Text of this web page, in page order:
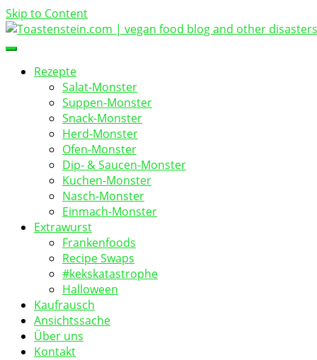
Skip to Content
Toastenstein.com
vegan food blog
Rezepte
Salat-Monster
Suppen-Monster
Snack-Monster
Herd-Monster
Ofen-Monster
Dip- & Saucen-Monster
Kuchen-Monster
Nasch-Monster
Einmach-Monster
Extrawurst
Frankenfoods
Recipe Swaps
#kekskatastrophe
Halloween
Kaufrausch
Ansichtssache
Über uns
Kontakt